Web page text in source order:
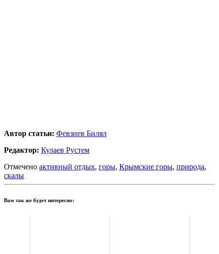
Автор статьи: Февзиев Билял
Редактор: Кулаев Рустем
Отмечено активный отдых, горы, Крымские горы, природа,
скалы
Вам так же будет интересно: